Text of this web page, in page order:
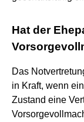
Hat der
Das
in Kraft, wenn
Zustand eine